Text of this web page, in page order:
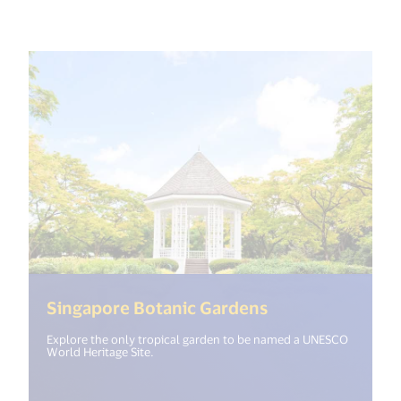
Singapore Botanic Gardens(<%=
Explore the only tropical garden to be named a UNESCO
World Heritage Site.